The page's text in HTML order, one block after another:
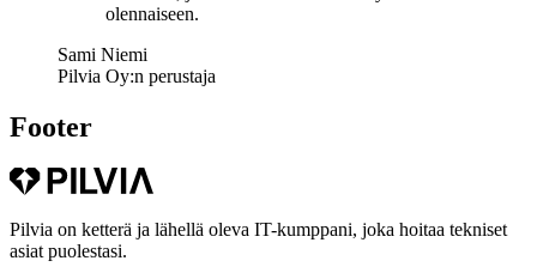
olennaiseen.
Sami Niemi
Pilvia Oy:n perustaja
Footer
Pilvia on ketterä ja lähellä oleva IT-kumppani, joka hoitaa tekniset
asiat puolestasi.